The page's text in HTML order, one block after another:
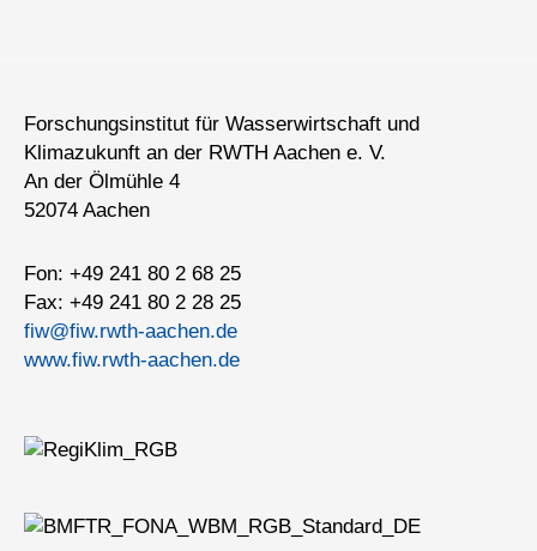
Forschungsinstitut für Wasserwirtschaft und
Klimazukunft an der RWTH Aachen e. V.
An der Ölmühle 4
52074 Aachen
Fon: +49 241 80 2 68 25
Fax: +49 241 80 2 28 25
fiw@fiw.rwth-aachen.de
www.fiw.rwth-aachen.de